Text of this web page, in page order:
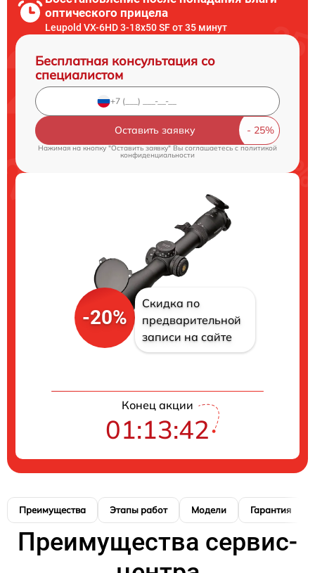
оптического прицела
Leupold VX-6HD 3-18x50 SF от 35 минут
Бесплатная консультация со
специалистом
Оставить заявку
Нажимая на кнопку "Оставить заявку" Вы соглашаетесь cполитикой
конфиденциальности
-20%
Скидка по
предварительной
записи на сайте
Конец акции
01:13:41
Преимущества Этапы работ Модели Гарантия
Преимущества сервис-